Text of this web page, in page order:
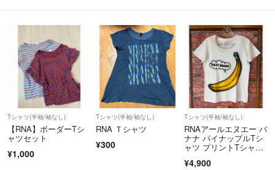
Tシャツ(半袖/袖なし)
【RNA】ボーダーTシ
ャツセット
¥1,000
Tシャツ(半袖/袖なし)
RNA Ｔシャツ
¥300
Tシャツ(半袖/袖なし)
RNAアールエヌエー バ
ナナ パイナップルTシ
ャツ プリントTシャツ
¥4,900